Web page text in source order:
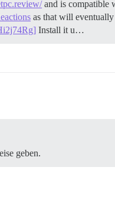
and is compatible
as that will
Install it u…
geben.